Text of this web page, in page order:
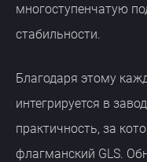
многоступенчатую
стабильности.
Благодаря этому
интегрируется в
практичность, за
флагманский GLS.